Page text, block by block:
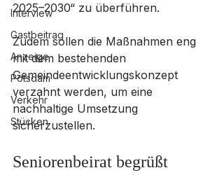
Interview
Gastbeitrag
Anzeige
Potsdam
Verkehr
Stücken
2025–2030“ zu überführen.
Zudem sollen die Maßnahmen eng
mit dem bestehenden
Gemeindeentwicklungskonzept
verzahnt werden, um eine
nachhaltige Umsetzung
sicherzustellen.
Seniorenbeirat begrüßt